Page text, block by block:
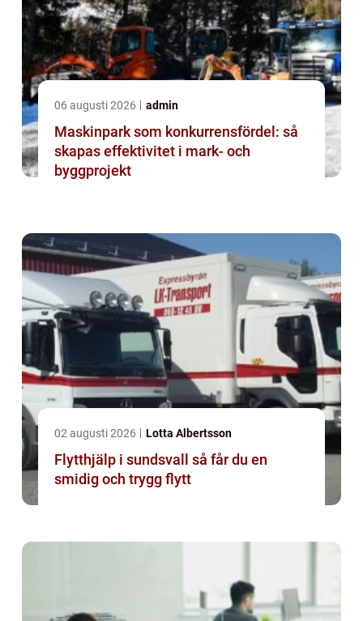
06 augusti 2026 admin
Maskinpark som konkurrensfördel: så
skapas effektivitet i mark- och
byggprojekt
02 augusti 2026 Lotta Albertsson
Flytthjälp i sundsvall så får du en
smidig och trygg flytt